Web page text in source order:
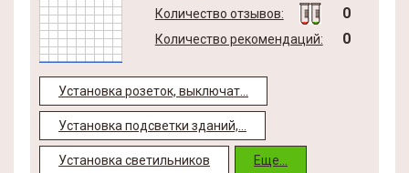
Количество отзывов: 0
Количество рекомендаций: 0
Установка розеток, выключат...
Установка подсветки зданий,...
Установка светильников Еще...